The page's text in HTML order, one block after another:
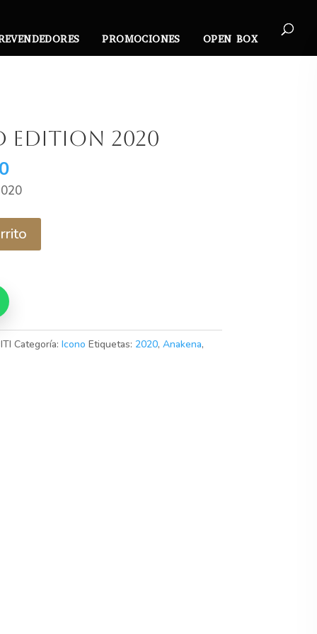
PROMOCIONES OPEN BOX
Edition 2020
El
precio
es:
$19.990.
Categoría: Icono Etiquetas: 2020, Anakena,